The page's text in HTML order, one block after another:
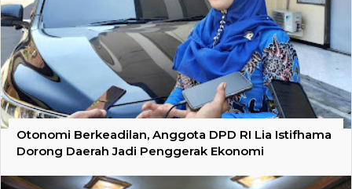
Otonomi Berkeadilan, Anggota DPD RI Lia Istifhama
Dorong Daerah Jadi Penggerak Ekonomi